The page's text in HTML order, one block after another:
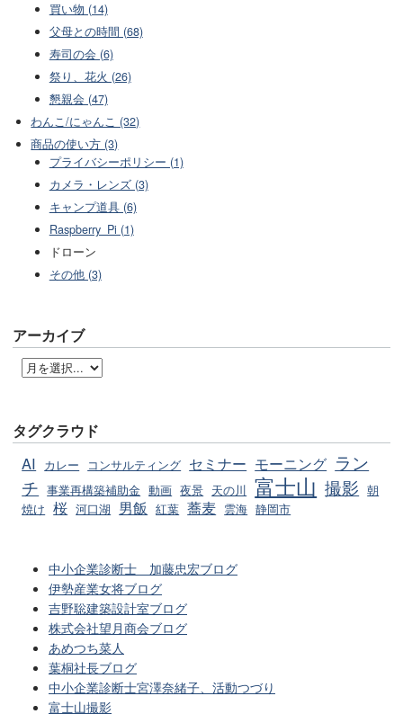
買い物 (14)
父母との時間 (68)
寿司の会 (6)
祭り、花火 (26)
懇親会 (47)
わんこ/にゃんこ (32)
商品の使い方 (3)
プライバシーポリシー (1)
カメラ・レンズ (3)
キャンプ道具 (6)
Raspberry_Pi (1)
ドローン
その他 (3)
アーカイブ
タグクラウド
AI カレー コンサルティング セミナー モーニング ラン
チ 事業再構築補助金 動画 夜景 天の川 富士山 撮影 朝
焼け 桜 河口湖 男飯 紅葉 蕎麦 雲海 静岡市
中小企業診断士 加藤忠宏ブログ
伊勢産業女将ブログ
吉野聡建築設計室ブログ
株式会社望月商会ブログ
あめつち菜人
葉桐社長ブログ
中小企業診断士宮澤奈緒子、活動つづり
富士山撮影